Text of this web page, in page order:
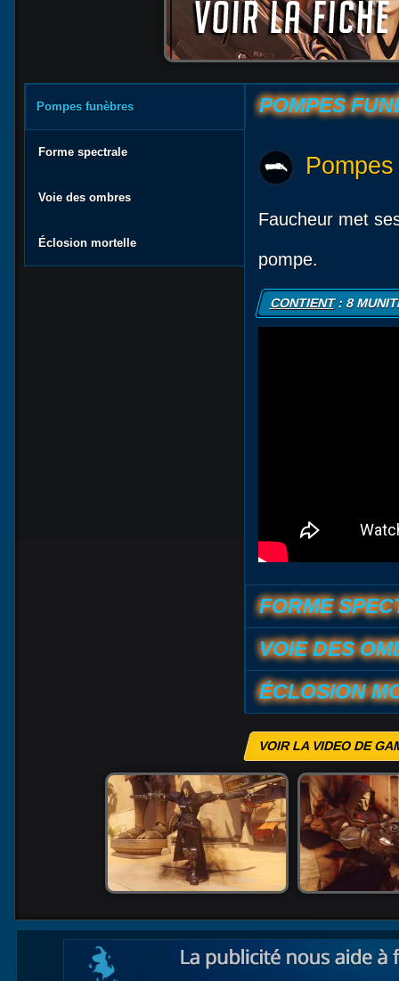
Pompes funèbres
Forme spectrale
Voie des ombres
Éclosion mortelle
POMPES
Faucheur met
pompe.
CONTIENT: 8
FORME
VOIE DES
ÉCLOSION
VOIR LA VIDEO DE